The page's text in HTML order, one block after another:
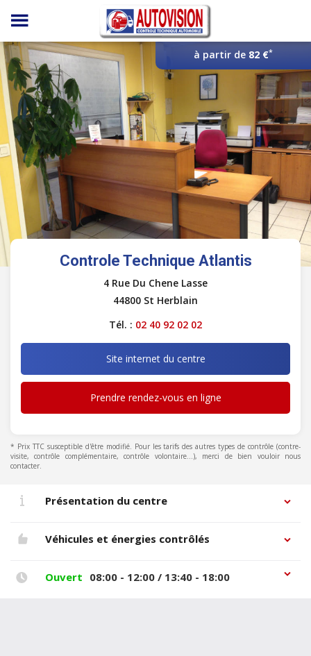
Panneau de gestion des cookies
à partir de 82 €*
Controle Technique Atlantis
4 Rue Du Chene Lasse
44800 St Herblain
Tél. : 02 40 92 02 02
Site internet du centre
Prendre rendez-vous en ligne
* Prix TTC susceptible d'être modifié. Pour les tarifs des autres types de contrôle (contre-
visite, contrôle complémentaire, contrôle volontaire...), merci de bien vouloir nous
contacter.
Présentation du centre
Véhicules et énergies contrôlés
Ouvert 08:00 - 12:00 / 13:40 - 18:00